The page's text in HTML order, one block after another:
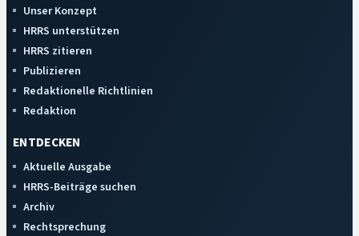
Unser Konzept
HRRS unterstützen
HRRS zitieren
Publizieren
Redaktionelle Richtlinien
Redaktion
ENTDECKEN
Aktuelle Ausgabe
HRRS-Beiträge suchen
Archiv
Rechtsprechung